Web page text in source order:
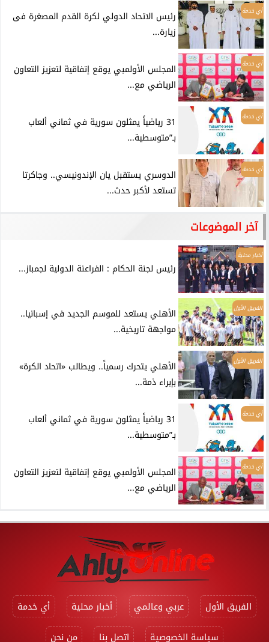
أي خدمة
رئيس الاتحاد الدولي لكرة القدم المصغرة فى
زيارة...
أي خدمة
المجلس الأولمبي يوقع إتفاقية لتعزيز التعاون
الرياضي مع...
أي خدمة
31 رياضياً يمثلون سورية في ثماني ألعاب
بـ”متوسطية...
أي خدمة
الدوسري يستقبل يان الإندونيسي.. وجاكرتا
تستعد لأكبر حدث...
آخر الموضوعات
أخبار محلية
رئيس لجنة الحكام : الفراعنة الدولية لجمباز...
الفريق الأول
الأهلي يستعد للموسم الجديد في إسبانيا..
مواجهة تاريخية...
الفريق الأول
الأهلي يتحرك رسمياً.. ويطالب «اتحاد الكرة»
بإبراء ذمة...
أي خدمة
31 رياضياً يمثلون سورية في ثماني ألعاب
بـ”متوسطية...
أي خدمة
المجلس الأولمبي يوقع إتفاقية لتعزيز التعاون
الرياضي مع...
الفريق الأول عربي وعالمي أخبار محلية
أي خدمة
سياسة الخصوصية
اتصل بنا من نحن